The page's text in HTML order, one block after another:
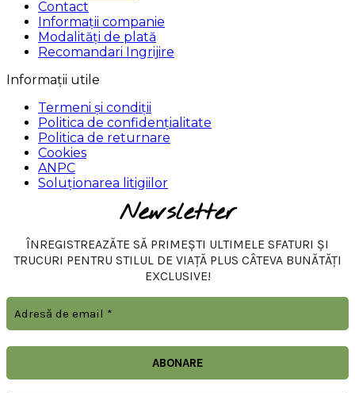
Contact
Informații companie
Modalități de plată
Recomandari Ingrijire
Informații utile
Termeni și condiții
Politica de confidențialitate
Politica de returnare
Cookies
ANPC
Soluționarea litigiilor
Newsletter
ÎNREGISTREAZĂTE SĂ PRIMEȘTI ULTIMELE SFATURI ȘI
TRUCURI PENTRU STILUL DE VIAȚĂ PLUS CÂTEVA BUNĂTĂȚI
EXCLUSIVE!